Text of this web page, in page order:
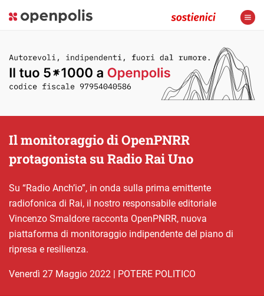
Il monitoraggio di OpenPNRR
protagonista su Radio Rai Uno
Su “Radio Anch’io”, in onda sulla prima emittente
radiofonica di Rai, il nostro responsabile editoriale
Vincenzo Smaldore racconta OpenPNRR, nuova
piattaforma di monitoraggio indipendente del piano di
ripresa e resilienza.
venerdì 27 Maggio 2022 | POTERE POLITICO